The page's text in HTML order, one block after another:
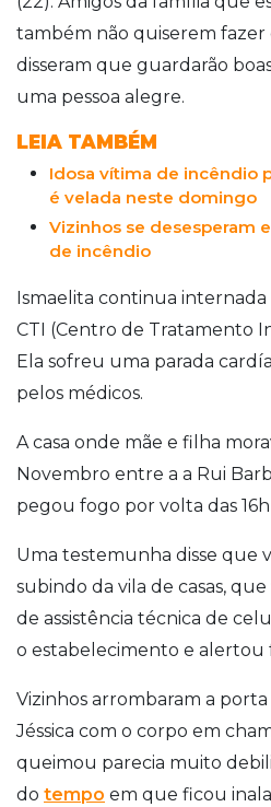
também não quiserem fazer
disseram que guardarão
uma pessoa alegre.
LEIA TAMBÉM
Idosa vítima de incêndio
é velada neste domingo
Vizinhos se desesperam
de incêndio
Ismaelita continua internada
CTI (Centro de Tratamento
Ela sofreu uma parada
pelos médicos.
A casa onde mãe e filha
Novembro entre a a Rui
pegou fogo por volta das
Uma testemunha disse que
subindo da vila de casas,
de assistência técnica de
o estabelecimento e alertou
Vizinhos arrombaram a
Jéssica com o corpo em
queimou parecia muito
do tempo em que ficou